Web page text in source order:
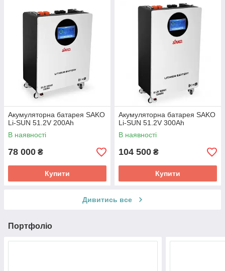
Акумуляторна батарея SAKO
Li-SUN 51.2V 200Ah
В наявності
78 000 ₴
Купити
Акумуляторна батарея SAKO
Li-SUN 51.2V 300Ah
В наявності
104 500 ₴
Купити
Дивитись все
Портфоліо